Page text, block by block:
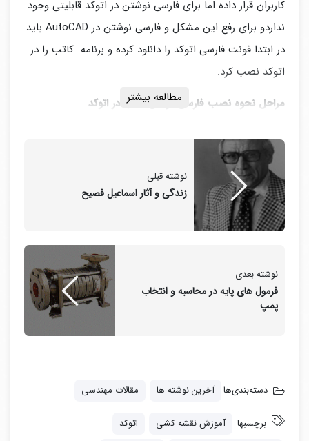
کاربران قرار داده اما برای فارسی نوشتن در اتوکد قابلیتی وجود
نداردو برای رفع این مشکل و فارسی نوشتن در AutoCAD باید
در ابتدا فونت فارسی اتوکد را دانلود کرده و برنامه کاتب را در
اتوکد نصب کرد.
مراحل نحوه نصب فارسی نویس کاتب در اتوکد
ابتدا فونت های فارسی و فارسی نویس کاتب را از طریق لینک
زیر دانلود کنید:
دانلود فارسی نویس کاتب و فونت های فارسی در اتوکد
پس از دانلود کاتب از طریق لینک بالا ؛ آن را باز کرده و آنچه
کپی کنید.
مطالعه بیشتر
نوشته قبلی
زندگی و آثار اسماعیل فصیح
نوشته بعدی
فرمول های پایه در محاسبه و انتخاب
پمپ
دسته‌بندی‌ها آخرین نوشته ها مقالات مهندسی
برچسبها آموزش نقشه کشی
اتوکد